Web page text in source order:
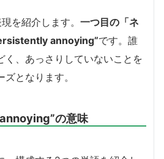
を紹介します。 一つ目の「ネ
annoying”です。誰
く、あっさりしていないことを
となります。
の意味